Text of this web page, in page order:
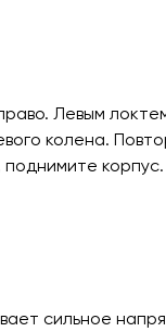
Левым
колена.
сильное